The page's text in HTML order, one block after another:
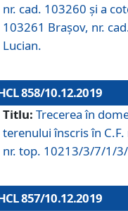
nr. cad. 103260 și a
103261 Brașov, nr.
Lucian.
858/10.12.2019
Titlu: Trecerea în
terenului înscris în
nr. top. 10213/3/7/1/
857/10.12.2019